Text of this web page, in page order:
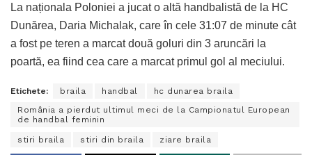
La naționala Poloniei a jucat o altă handbalistă de la HC
Dunărea, Daria Michalak, care în cele 31:07 de minute cât
a fost pe teren a marcat două goluri din 3 aruncări la
poartă, ea fiind cea care a marcat primul gol al meciului.
Etichete: braila handbal
hc dunarea braila
România a pierdut ultimul meci de la Campionatul European
de handbal feminin
stiri braila stiri din braila ziare braila